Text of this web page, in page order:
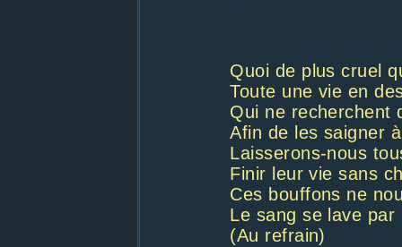
Quoi de plus cruel
Toute une vie en
Qui ne recherchent
Afin de les saigner
Laisserons-nous
Finir leur vie sans
Ces bouffons ne
Le sang se lave par
(Au refrain)